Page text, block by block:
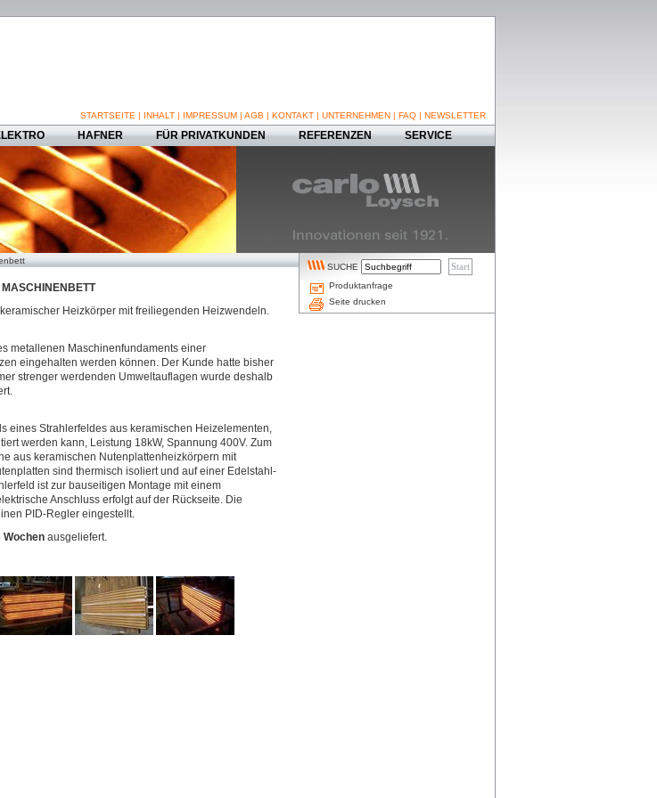
STARTSEITE | INHALT | IMPRESSUM | AGB | KONTAKT | UNTERNEHMEN | FAQ | NEWSLETTER
HAFNER FÜR PRIVATKUNDEN REFERENZEN
SERVICE
Heizkörper mit freiliegenden Heizwendeln.
metallenen Maschinenfundaments einer
eingehalten werden können. Der Kunde hatte bisher
strenger werdenden Umweltauflagen wurde deshalb
eines Strahlerfeldes aus keramischen Heizelementen,
werden kann, Leistung 18kW, Spannung 400V. Zum
aus keramischen Nutenplattenheizkörpern mit
sind thermisch isoliert und auf einer Edelstahl-
ist zur bauseitigen Montage mit einem
Anschluss erfolgt auf der Rückseite. Die
PID-Regler eingestellt.
Wochen ausgeliefert.
SUCHE
Produktanfrage
Seite drucken